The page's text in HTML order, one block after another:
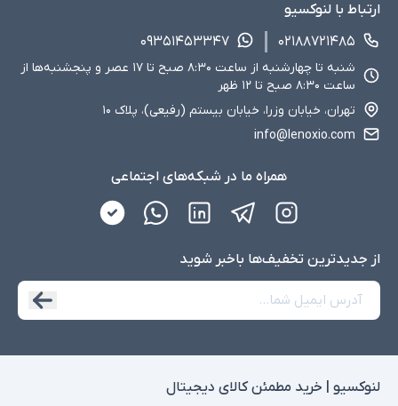
ارتباط با لنوکسیو
۰۲۱۸۸۷۲۱۴۸۵
۰۹۳۵۱۴۵۳۳۴۷
شنبه تا چهارشنبه از ساعت ۸:۳۰ صبح تا ۱۷ عصر و پنجشنبه‌ها از
ساعت ۸:۳۰ صبح تا ۱۲ ظهر
تهران، خیابان وزرا، خیابان بیستم (رفیعی)، پلاک ۱۰
info@lenoxio.com
همراه ما در شبکه‌های اجتماعی
از جدید‌ترین تخفیف‌ها با‌خبر شوید
لنوکسیو | خرید مطمئن کالای دیجیتال